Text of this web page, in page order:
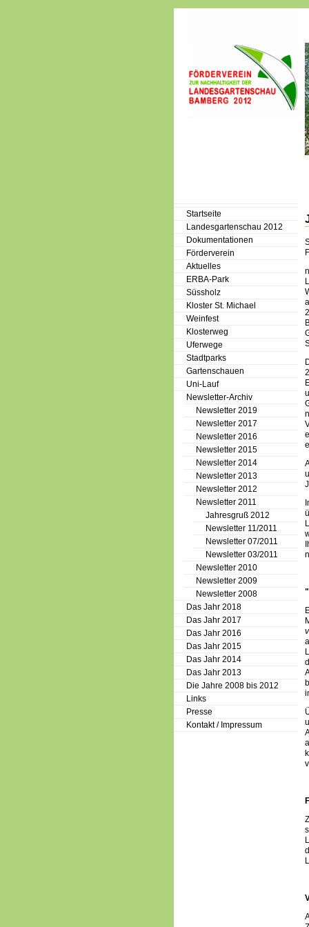
Startseite
Landesgartenschau 2012
Dokumentationen
Förderverein
Aktuelles
ERBA-Park
Süssholz
Kloster St. Michael
Weinfest
Klosterweg
Uferwege
Stadtparks
Gartenschauen
Uni-Lauf
Newsletter-Archiv
Newsletter 2019
Newsletter 2017
Newsletter 2016
Newsletter 2015
Newsletter 2014
Newsletter 2013
Newsletter 2012
Newsletter 2011
Jahresgruß 2012
Newsletter 11/2011
Newsletter 07/2011
Newsletter 03/2011
Newsletter 2010
Newsletter 2009
Newsletter 2008
Das Jahr 2018
Das Jahr 2017
Das Jahr 2016
Das Jahr 2015
Das Jahr 2014
Das Jahr 2013
Die Jahre 2008 bis 2012
Links
Presse
Kontakt / Impressum